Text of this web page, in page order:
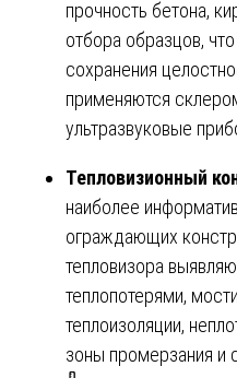
прочность бетона,
отбора образцов,
сохранения
применяются
ультразвуковые
Тепловизионный
наиболее
ограждающих
тепловизора
теплопотерями,
теплоизоляции,
зоны промерзания и